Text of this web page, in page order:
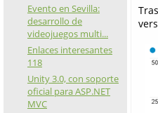
Evento en Sevilla:
desarrollo de
videojuegos multi...
Enlaces interesantes
118
Unity 3.0, con soporte
oficial para ASP.NET
MVC